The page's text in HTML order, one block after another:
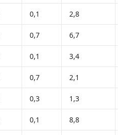
0,1 2,8
0,7 6,7
0,1 3,4
0,7 2,1
0,3 1,3
0,1 8,8